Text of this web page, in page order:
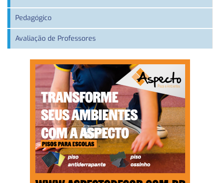
Pedagógico
Avaliação de Professores